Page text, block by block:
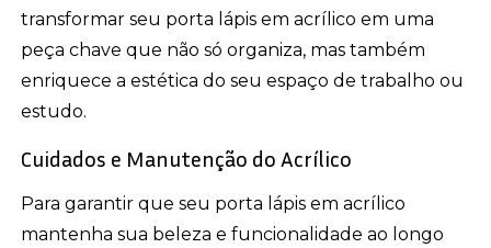
transformar seu porta lápis em acrílico em uma
peça chave que não só organiza, mas também
enriquece a estética do seu espaço de trabalho ou
estudo.
Cuidados e Manutenção do Acrílico
Para garantir que seu porta lápis em acrílico
mantenha sua beleza e funcionalidade ao longo